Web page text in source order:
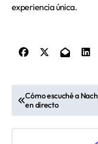
experiencia única.
P
o
s
Cómo escuché a Nach
en directo